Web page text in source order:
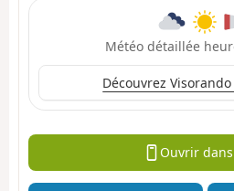
Météo détaillée
Découvrez
Ouvrir